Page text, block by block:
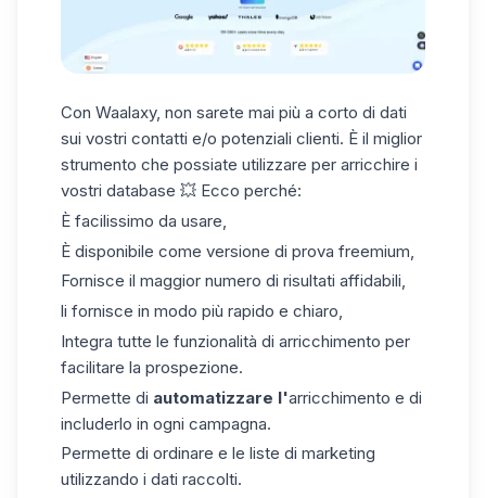
Con Waalaxy, non sarete mai più a corto di dati
sui vostri contatti e/o potenziali clienti. È il miglior
strumento che possiate utilizzare per arricchire i
vostri database 💥 Ecco perché:
È facilissimo da usare,
È disponibile come versione di prova freemium,
Fornisce il maggior numero di risultati affidabili,
li fornisce in modo più rapido e chiaro,
Integra tutte le funzionalità di arricchimento per
facilitare la prospezione.
Permette di automatizzare l'arricchimento e di
includerlo in ogni campagna.
Permette di ordinare e le liste di marketing
utilizzando i dati raccolti.